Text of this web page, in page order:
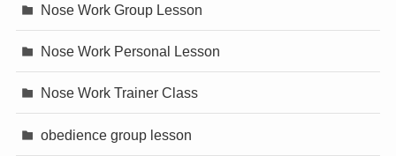
Nose Work Group Lesson
Nose Work Personal Lesson
Nose Work Trainer Class
obedience group lesson